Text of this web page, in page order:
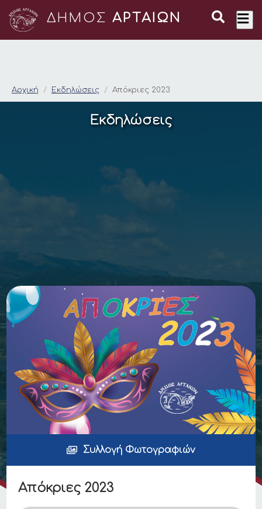
ΔΗΜΟΣ ΑΡΤΑΙΩΝ
Απόκριες 2023
Αρχική Εκδηλώσεις Απόκριες 2023
Εκδηλώσεις
Συλλογή Φωτογραφιών
Απόκριες 2023